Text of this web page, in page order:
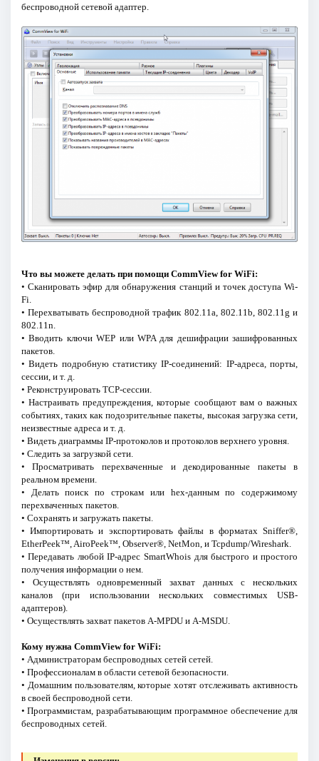
беспроводной сетевой адаптер.
Что вы можете делать при помощи CommView for WiFi:
• Сканировать эфир для обнаружения станций и точек доступа Wi-
Fi.
• Перехватывать беспроводной трафик 802.11a, 802.11b, 802.11g и
802.11n.
• Вводить ключи WEP или WPA для дешифрации зашифрованных
пакетов.
• Видеть подробную статистику IP-соединений: IP-адреса, порты,
сессии, и т. д.
• Реконструировать TCP-сессии.
• Настраивать предупреждения, которые сообщают вам о важных
событиях, таких как подозрительные пакеты, высокая загрузка сети,
неизвестные адреса и т. д.
• Видеть диаграммы IP-протоколов и протоколов верхнего уровня.
• Следить за загрузкой сети.
• Просматривать перехваченные и декодированные пакеты в
реальном времени.
• Делать поиск по строкам или hex-данным по содержимому
перехваченных пакетов.
• Сохранять и загружать пакеты.
• Импортировать и экспортировать файлы в форматах Sniffer®,
EtherPeek™, AiroPeek™, Observer®, NetMon, и Tcpdump/Wireshark.
• Передавать любой IP-адрес SmartWhois для быстрого и простого
получения информации о нем.
• Осуществлять одновременный захват данных с нескольких
каналов (при использовании нескольких совместимых USB-
адаптеров).
• Осуществлять захват пакетов A-MPDU и A-MSDU.
Кому нужна CommView for WiFi:
• Администраторам беспроводных сетей сетей.
• Профессионалам в области сетевой безопасности.
• Домашним пользователям, которые хотят отслеживать активность
в своей беспроводной сети.
• Программистам, разрабатывающим программное обеспечение для
беспроводных сетей.